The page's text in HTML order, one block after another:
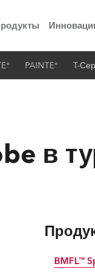
технологий» Robe
PAINTE® T-
в
BMFL™